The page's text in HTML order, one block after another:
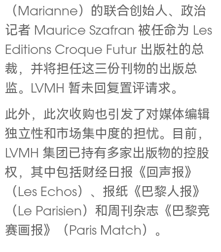
（Marianne）的联合创始人、政治
记者 Maurice Szafran 被任命为 Les
Editions Croque Futur 出版社的总
裁，并将担任这三份刊物的出版总
监。LVMH 暂未回复置评请求。
此外，此次收购也引发了对媒体编辑
独立性和市场集中度的担忧。目前，
LVMH 集团已持有多家出版物的控股
权，其中包括财经日报《回声报》
（Les Echos）、报纸《巴黎人报》
（Le Parisien）和周刊杂志《巴黎竞
赛画报》（Paris Match）。